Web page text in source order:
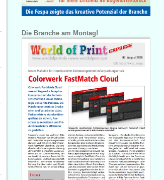
Die Branche am Montag!